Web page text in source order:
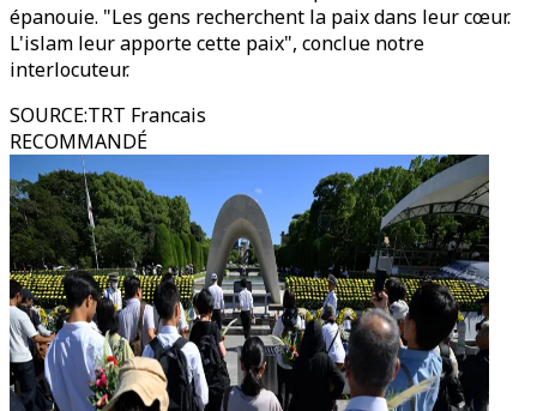
épanouie. "Les gens recherchent la paix dans leur cœur.
L'islam leur apporte cette paix", conclue notre
interlocuteur.
SOURCE:TRT Francais
RECOMMANDÉ